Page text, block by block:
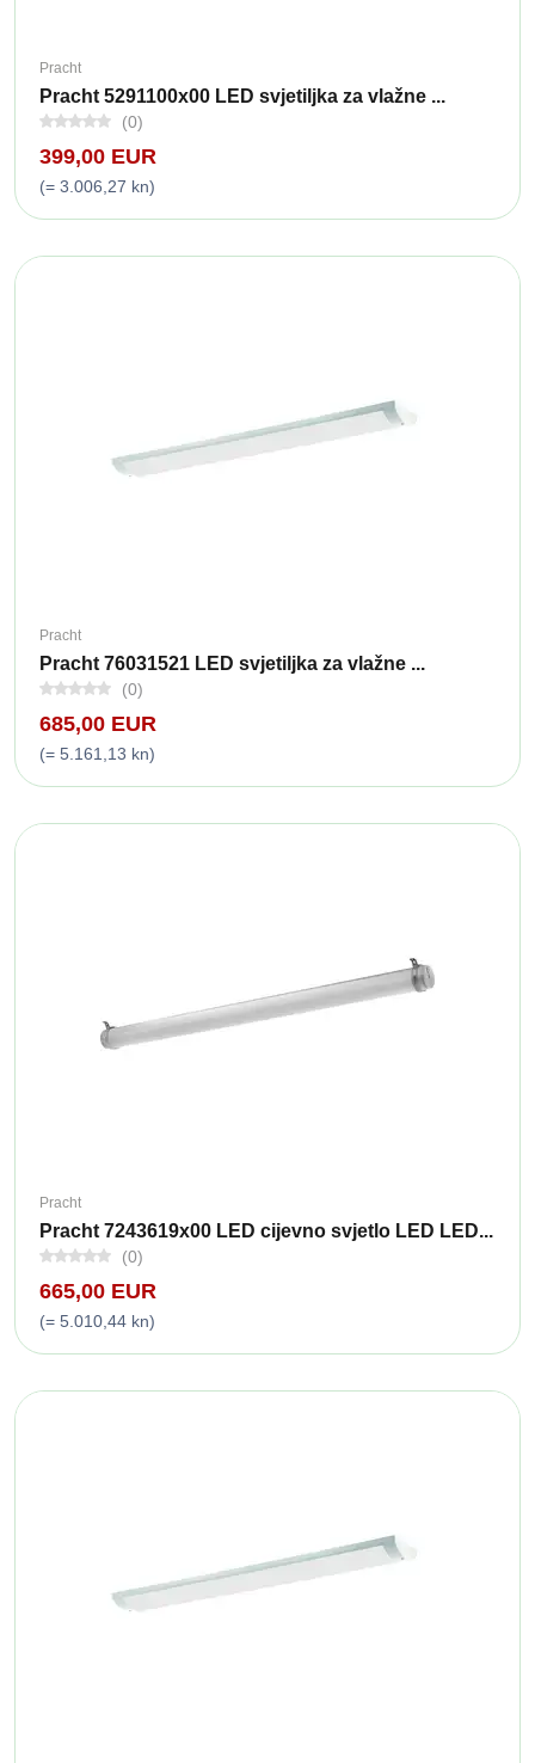
Pracht
Pracht 5291100x00 LED svjetiljka za vlažne ...
(0)
399,00 EUR
(= 3.006,27 kn)
Pracht
Pracht 76031521 LED svjetiljka za vlažne ...
(0)
685,00 EUR
(= 5.161,13 kn)
Pracht
Pracht 7243619x00 LED cijevno svjetlo LED LED...
(0)
665,00 EUR
(= 5.010,44 kn)